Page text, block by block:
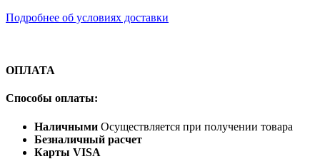
Подробнее об условиях доставки
ОПЛАТА
Способы оплаты:
Наличными Осуществляется при получении товара
Безналичный расчет
Карты VISA